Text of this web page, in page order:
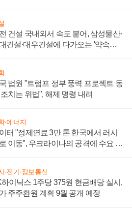
건설 국내외서 속도 붙어, 삼성물산·
건설·대우건설에 다가오는 '약속의
법원 "트럼프 정부 풍력 프로젝트 동
치는 위법", 해제 명령 내려
·에너지
터 "정제연료 3만 톤 한국에서 러시
이동", 우크라이나의 공격에 수요 늘
·전기·정보통신
이닉스 1주당 375원 현금배당 실시,
주주환원 계획 9월 공개 예정